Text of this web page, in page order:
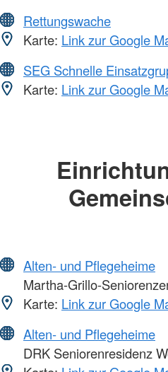
Rettungswache
Karte: Link zur Google
SEG Schnelle
Karte: Link zur Google
Alten- und Pflegeheime
Martha-Grillo-
Karte: Link zur Google
Alten- und Pflegeheime
DRK Seniorenresidenz